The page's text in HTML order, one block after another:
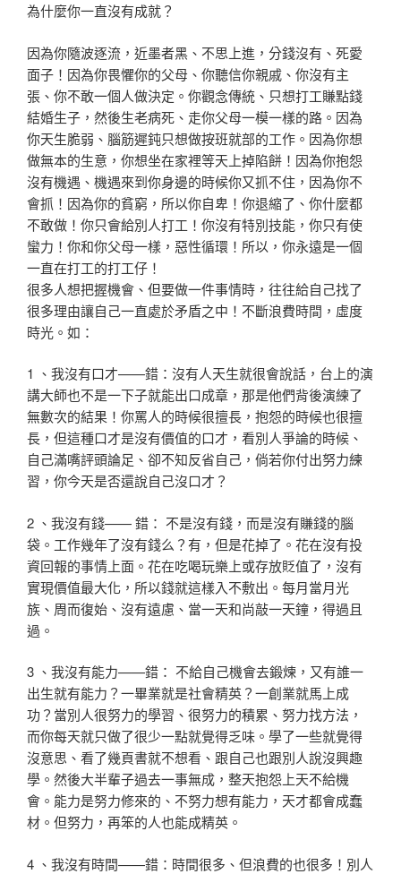
為什麼你一直沒有成就？
因為你隨波逐流，近墨者黑、不思上進，分錢沒有、死愛
面子！因為你畏懼你的父母、你聽信你親戚、你沒有主
張、你不敢一個人做決定。你觀念傳統、只想打工賺點錢
結婚生子，然後生老病死、走你父母一模一樣的路。因為
你天生脆弱、腦筋遲鈍只想做按班就部的工作。因為你想
做無本的生意，你想坐在家裡等天上掉陷餅！因為你抱怨
沒有機遇、機遇來到你身邊的時候你又抓不住，因為你不
會抓！因為你的貧窮，所以你自卑！你退縮了、你什麼都
不敢做！你只會給別人打工！你沒有特別技能，你只有使
蠻力！你和你父母一樣，惡性循環！所以，你永遠是一個
一直在打工的打工仔！
很多人想把握機會、但要做一件事情時，往往給自己找了
很多理由讓自己一直處於矛盾之中！不斷浪費時間，虛度
時光。如：
1 、我沒有口才——錯：沒有人天生就很會說話，台上的演
講大師也不是一下子就能出口成章，那是他們背後演練了
無數次的結果！你罵人的時候很擅長，抱怨的時候也很擅
長，但這種口才是沒有價值的口才，看別人爭論的時候、
自己滿嘴評頭論足、卻不知反省自己，倘若你付出努力練
習，你今天是否還說自己沒口才？
2 、我沒有錢—— 錯： 不是沒有錢，而是沒有賺錢的腦
袋。工作幾年了沒有錢么？有，但是花掉了。花在沒有投
資回報的事情上面。花在吃喝玩樂上或存放貶值了，沒有
實現價值最大化，所以錢就這樣入不敷出。每月當月光
族、周而復始、沒有遠慮、當一天和尚敲一天鐘，得過且
過。
3 、我沒有能力——錯： 不給自己機會去鍛煉，又有誰一
出生就有能力？一畢業就是社會精英？一創業就馬上成
功？當別人很努力的學習、很努力的積累、努力找方法，
而你每天就只做了很少一點就覺得乏味。學了一些就覺得
沒意思、看了幾頁書就不想看、跟自己也跟別人說沒興趣
學。然後大半輩子過去一事無成，整天抱怨上天不給機
會。能力是努力修來的、不努力想有能力，天才都會成蠢
材。但努力，再笨的人也能成精英。
4 、我沒有時間——錯：時間很多、但浪費的也很多！別人